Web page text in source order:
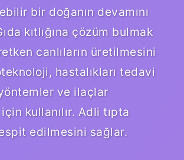
bir doğanın devamını
kıtlığına çözüm bulmak
canlıların üretilmesini
hastalıkları tedavi
ve ilaçlar
kullanılır. Adli tıpta
edilmesini sağlar.